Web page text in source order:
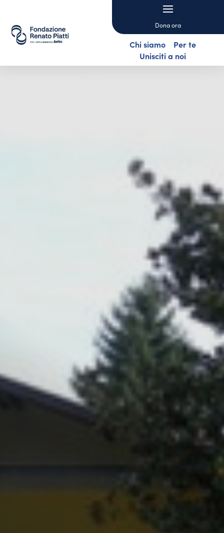
Dona ora
Chi siamo
Per te
Unisciti a noi